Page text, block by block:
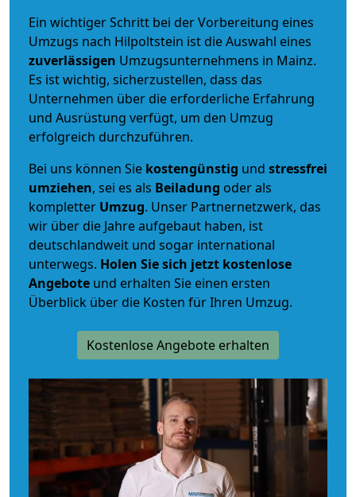
Ein wichtiger Schritt bei der Vorbereitung eines
Umzugs nach Hilpoltstein ist die Auswahl eines
zuverlässigen Umzugsunternehmens in Mainz.
Es ist wichtig, sicherzustellen, dass das
Unternehmen über die erforderliche Erfahrung
und Ausrüstung verfügt, um den Umzug
erfolgreich durchzuführen.
Bei uns können Sie kostengünstig und stressfrei
umziehen, sei es als Beiladung oder als
kompletter Umzug. Unser Partnernetzwerk, das
wir über die Jahre aufgebaut haben, ist
deutschlandweit und sogar international
unterwegs. Holen Sie sich jetzt kostenlose
Angebote und erhalten Sie einen ersten
Überblick über die Kosten für Ihren Umzug.
Kostenlose Angebote erhalten